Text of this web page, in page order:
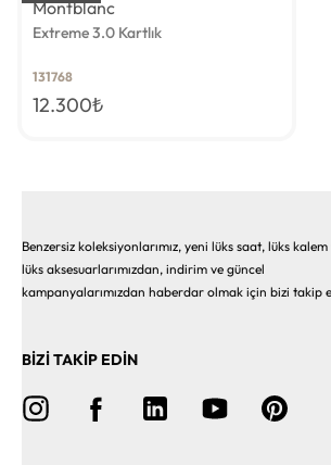
Montblanc
Extreme 3.0 Kartlık
131768
12.300₺
Benzersiz koleksiyonlarımız, yeni lüks saat, lüks kalem
lüks aksesuarlarımızdan, indirim ve güncel
kampanyalarımızdan haberdar olmak için bizi takip
BİZİ TAKİP EDİN